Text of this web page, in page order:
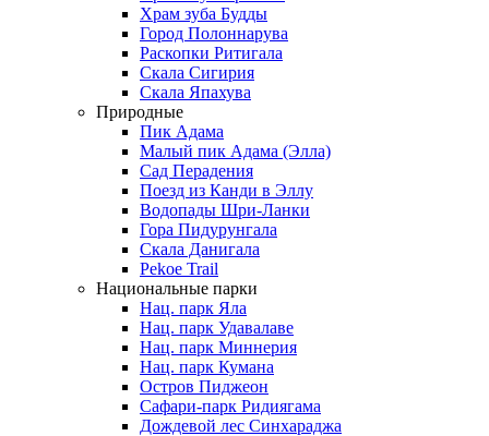
Храм зуба Будды
Город Полоннарува
Раскопки Ритигала
Скала Сигирия
Скала Япахува
Природные
Пик Адама
Малый пик Адама (Элла)
Сад Перадения
Поезд из Канди в Эллу
Водопады Шри-Ланки
Гора Пидурунгала
Скала Данигала
Pekoe Trail
Национальные парки
Нац. парк Яла
Нац. парк Удавалаве
Нац. парк Миннерия
Нац. парк Кумана
Остров Пиджеон
Сафари-парк Ридиягама
Дождевой лес Синхараджа